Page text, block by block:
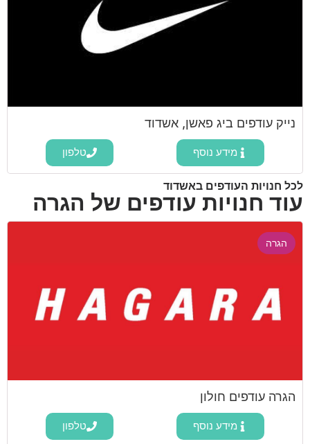
נייק עודפים ביג פאשן, אשדוד
מידע נוסף טלפון
לכל חנויות העודפים באשדוד
עוד חנויות עודפים של הגרה
הגרה
הגרה עודפים חולון
מידע נוסף טלפון